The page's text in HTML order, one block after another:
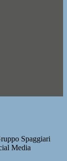
Spaggiari
Media